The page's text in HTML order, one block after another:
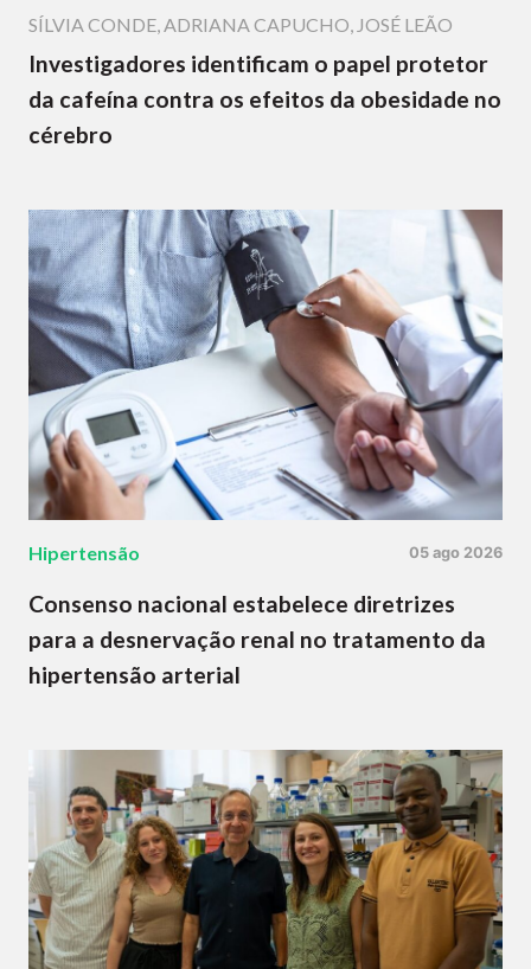
SÍLVIA CONDE,ADRIANA CAPUCHO, JOSÉ LEÃO
Investigadores identificam o papel protetor
da cafeína contra os efeitos da obesidade no
cérebro
Hipertensão 05 ago 2026
Consenso nacional estabelece diretrizes
para a desnervação renal no tratamento da
hipertensão arterial